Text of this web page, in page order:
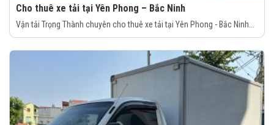
Cho thuê xe tải tại Yên Phong – Bắc Ninh
Vận tải Trọng Thành chuyên cho thuê xe tải tại Yên Phong - Bắc Ninh...